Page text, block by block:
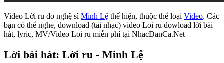
Video Lời ru do nghệ sĩMinh Lệ thể hiện, thuộc thể loại Video. Các
bạn có thể nghe, download (tải nhạc) video Loi ru dowload lời bài
hát, lyric, MV/Video Loi ru miễn phí tại NhacDanCa.Net
Lời bài hát: Lời ru - Minh Lệ